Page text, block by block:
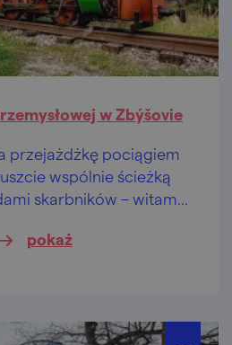
w Zbýšovie
przejażdżkę pociągiem
wspólnie ścieżką
skarbników – witamy
pokaż